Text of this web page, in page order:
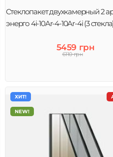
Стеклопакет двухкамерный 2
энерго 4і-10Ar-4-10Ar-4i (3
5459 грн
6110 грн
ХИТ!
NEW!